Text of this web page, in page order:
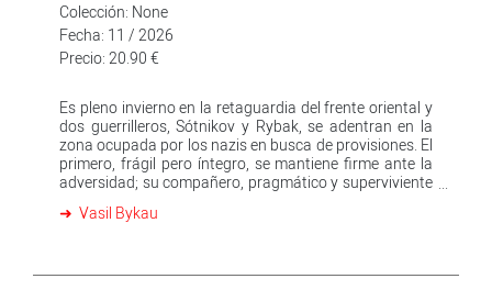
Colección: None
Fecha: 11 / 2026
Precio: 20.90 €
Es pleno invierno en la retaguardia del frente oriental y
dos guerrilleros, Sótnikov y Rybak, se adentran en la
zona ocupada por los nazis en busca de provisiones. El
primero, frágil pero íntegro, se mantiene firme ante la
adversidad; su compañero, pragmático y superviviente
descubiertos y capturados por el enemigo, se
sin concesiones, La ascensión presenta el dramático
Vasil Bykau